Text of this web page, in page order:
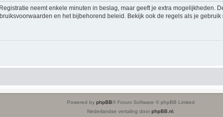
neemt enkele minuten in beslag, maar geeft je extra mogelijkheden.
en het bijbehorend beleid. Bekijk ook de regels als je gebruik
Powered by phpBB® Forum Software © phpBB Limited
Nederlandse vertaling door phpBB.nl.